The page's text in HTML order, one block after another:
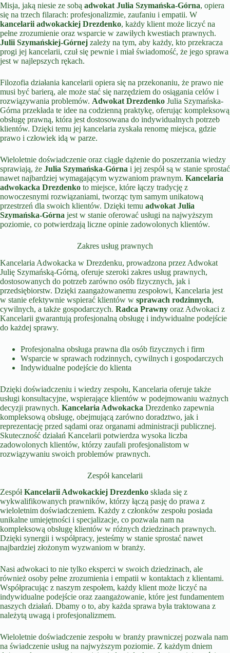
Misja, jaką niesie ze sobą adwokat Julia Szymańska-Górna, opiera
się na trzech filarach: profesjonalizmie, zaufaniu i empatii. W
kancelarii adwokackiej Drezdenko, każdy klient może liczyć na
pełne zrozumienie oraz wsparcie w zawiłych kwestiach prawnych.
Julii Szymańskiej-Górnej zależy na tym, aby każdy, kto przekracza
progi jej kancelarii, czuł się pewnie i miał świadomość, że jego sprawa
jest w najlepszych rękach.
Filozofia działania kancelarii opiera się na przekonaniu, że prawo nie
musi być barierą, ale może stać się narzędziem do osiągania celów i
rozwiązywania problemów. Adwokat Drezdenko Julia Szymańska-
Górna przekłada te idee na codzienną praktykę, oferując kompleksową
obsługę prawną, która jest dostosowana do indywidualnych potrzeb
klientów. Dzięki temu jej kancelaria zyskała renomę miejsca, gdzie
prawo i człowiek idą w parze.
Wieloletnie doświadczenie oraz ciągłe dążenie do poszerzania wiedzy
sprawiają, że Julia Szymańska-Górna i jej zespół są w stanie sprostać
nawet najbardziej wymagającym wyzwaniom prawnym. Kancelaria
adwokacka Drezdenko to miejsce, które łączy tradycję z
nowoczesnymi rozwiązaniami, tworząc tym samym unikatową
przestrzeń dla swoich klientów. Dzięki temu adwokat Julia
Szymańska-Górna jest w stanie oferować usługi na najwyższym
poziomie, co potwierdzają liczne opinie zadowolonych klientów.
Zakres usług prawnych
Kancelaria Adwokacka w Drezdenku, prowadzona przez Adwokat
Julię Szymańską-Górną, oferuje szeroki zakres usług prawnych,
dostosowanych do potrzeb zarówno osób fizycznych, jak i
przedsiębiorstw. Dzięki zaangażowanemu zespołowi, Kancelaria jest
w stanie efektywnie wspierać klientów w sprawach rodzinnych,
cywilnych, a także gospodarczych. Radca Prawny oraz Adwokaci z
Kancelarii gwarantują profesjonalną obsługę i indywidualne podejście
do każdej sprawy.
Profesjonalna obsługa prawna dla osób fizycznych i firm
Wsparcie w sprawach rodzinnych, cywilnych i gospodarczych
Indywidualne podejście do klienta
Dzięki doświadczeniu i wiedzy zespołu, Kancelaria oferuje także
usługi konsultacyjne, wspierające klientów w podejmowaniu ważnych
decyzji prawnych. Kancelaria Adwokacka Drezdenko zapewnia
kompleksową obsługę, obejmującą zarówno doradztwo, jak i
reprezentację przed sądami oraz organami administracji publicznej.
Skuteczność działań Kancelarii potwierdza wysoka liczba
zadowolonych klientów, którzy zaufali profesjonalistom w
rozwiązywaniu swoich problemów prawnych.
Zespół kancelarii
ZespółKancelarii Adwokackiej Drezdenko składa się z
wykwalifikowanych prawników, którzy łączą pasję do prawa z
wieloletnim doświadczeniem. Każdy z członków zespołu posiada
unikalne umiejętności i specjalizacje, co pozwala nam na
kompleksową obsługę klientów w różnych dziedzinach prawnych.
Dzięki synergii i współpracy, jesteśmy w stanie sprostać nawet
najbardziej złożonym wyzwaniom w branży.
Nasi adwokaci to nie tylko eksperci w swoich dziedzinach, ale
również osoby pełne zrozumienia i empatii w kontaktach z klientami.
Współpracując z naszym zespołem, każdy klient może liczyć na
indywidualne podejście oraz zaangażowanie, które jest fundamentem
naszych działań. Dbamy o to, aby każda sprawa była traktowana z
należytą uwagą i profesjonalizmem.
Wieloletnie doświadczenie zespołu w branży prawniczej pozwala nam
na świadczenie usług na najwyższym poziomie. Z każdym dniem